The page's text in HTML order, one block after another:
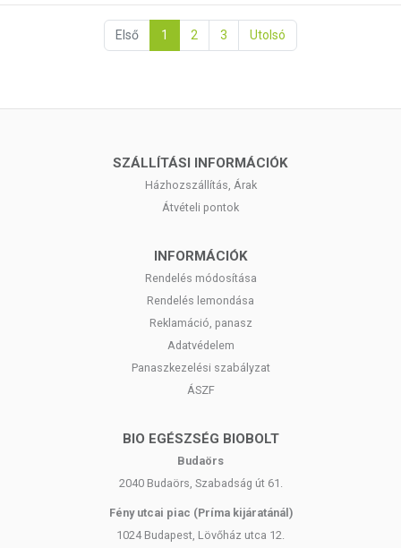
Első 1 2 3 Utolsó
SZÁLLÍTÁSI INFORMÁCIÓK
Házhozszállítás, Árak
Átvételi pontok
INFORMÁCIÓK
Rendelés módosítása
Rendelés lemondása
Reklamáció, panasz
Adatvédelem
Panaszkezelési szabályzat
ÁSZF
BIO EGÉSZSÉG BIOBOLT
Budaörs
2040 Budaörs, Szabadság út 61.
Fény utcai piac (Príma kijáratánál)
1024 Budapest, Lövőház utca 12.